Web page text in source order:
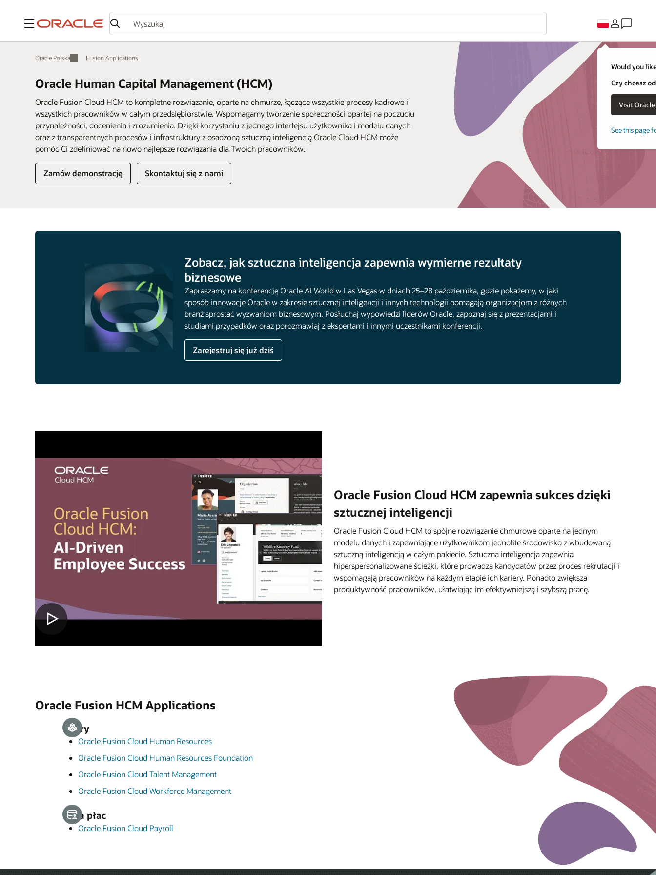
Menu
Would you
Czy chcesz
See this page
Oracle Polska Fusion Applications
Oracle Human Capital Management (HCM)
Oracle Fusion Cloud HCM to kompletne rozwiązanie, oparte na chmurze, łączące wszystkie procesy kadrowe i
wszystkich pracowników w całym przedsiębiorstwie. Wspomagamy tworzenie społeczności opartej na poczuciu
przynależności, docenienia i zrozumienia. Dzięki korzystaniu z jednego interfejsu użytkownika i modelu danych
oraz z transparentnych procesów i infrastruktury z osadzoną sztuczną inteligencją Oracle Cloud HCM może
pomóc Ci zdefiniować na nowo najlepsze rozwiązania dla Twoich pracowników.
Zamów demonstrację Skontaktuj się z nami
Zobacz, jak sztuczna inteligencja zapewnia wymierne rezultaty
biznesowe
Zapraszamy na konferencję Oracle AI World w Las Vegas w dniach 25–28 października, gdzie pokażemy, w jaki
sposób innowacje Oracle w zakresie sztucznej inteligencji i innych technologii pomagają organizacjom z różnych
branż sprostać wyzwaniom biznesowym. Posłuchaj wypowiedzi liderów Oracle, zapoznaj się z prezentacjami i
studiami przypadków oraz porozmawiaj z ekspertami i innymi uczestnikami konferencji.
Zarejestruj się już dziś
Oracle Fusion Cloud HCM zapewnia sukces dzięki
sztucznej inteligencji
Oracle Fusion Cloud HCM to spójne rozwiązanie chmurowe oparte na jednym
modelu danych i zapewniające użytkownikom jednolite środowisko z wbudowaną
sztuczną inteligencją w całym pakiecie. Sztuczna inteligencja zapewnia
hiperspersonalizowane ścieżki, które prowadzą kandydatów przez proces rekrutacji i
wspomagają pracowników na każdym etapie ich kariery. Ponadto zwiększa
produktywność pracowników, ułatwiając im efektywniejszą i szybszą pracę.
Oracle Fusion HCM Applications
Kadry
Oracle Fusion Cloud Human Resources
Oracle Fusion Cloud Human Resources Foundation
Oracle Fusion Cloud Talent Management
Oracle Fusion Cloud Workforce Management
Lista płac
Oracle Fusion Cloud Payroll